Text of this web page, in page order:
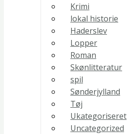
Krimi
lokal historie
Haderslev
Lopper
Roman
Skønlitteratur
spil
Sønderjylland
Tøj
Ukategoriseret
Uncategorized